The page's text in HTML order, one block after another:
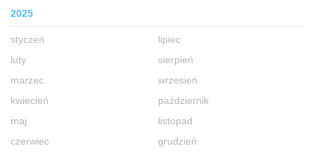
2025
styczeń
luty
marzec
kwiecień
maj
czerwiec
lipiec
sierpień
wrzesień
październik
listopad
grudzień